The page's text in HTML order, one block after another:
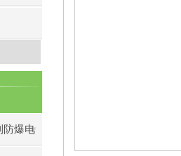
防爆电